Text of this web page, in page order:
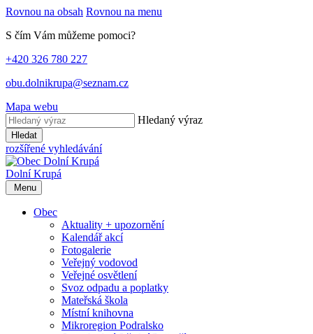
Rovnou na obsah Rovnou na menu
S čím Vám můžeme pomoci?
+420 326 780 227
obu.dolnikrupa@seznam.cz
Mapa webu
Hledaný výraz
Hledat
rozšířené vyhledávání
Dolní Krupá
Menu
Obec
Aktuality + upozornění
Kalendář akcí
Fotogalerie
Veřejný vodovod
Veřejné osvětlení
Svoz odpadu a poplatky
Mateřská škola
Místní knihovna
Mikroregion Podralsko